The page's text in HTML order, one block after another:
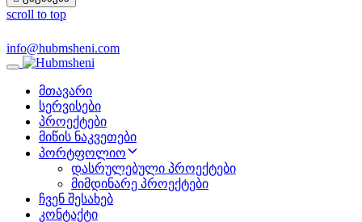
scroll to top
info@hubmsheni.com
Toggle
navigationმთავარი
სერვისები
პროექტები
მიწის ნაკვეთები
პორტფოლიო
დასრულებული პროექტები
მიმდინარე პროექტები
ჩვენ შესახებ
კონტაქტი